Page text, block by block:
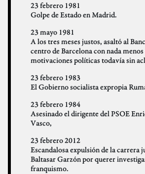
23 febrero 1981
Golpe de Estado en Madrid.
23 mayo 1981
A los tres meses justos, asaltó al
centro de Barcelona con nada
motivaciones políticas todavía sin
23 febrero 1983
El Gobierno socialista expropia
23 febrero 1984
Asesinado el dirigente del PSOE
Vasco,
23 febrero 2012
Escandalosa expulsión de la carrera
Baltasar Garzón por querer
franquismo.